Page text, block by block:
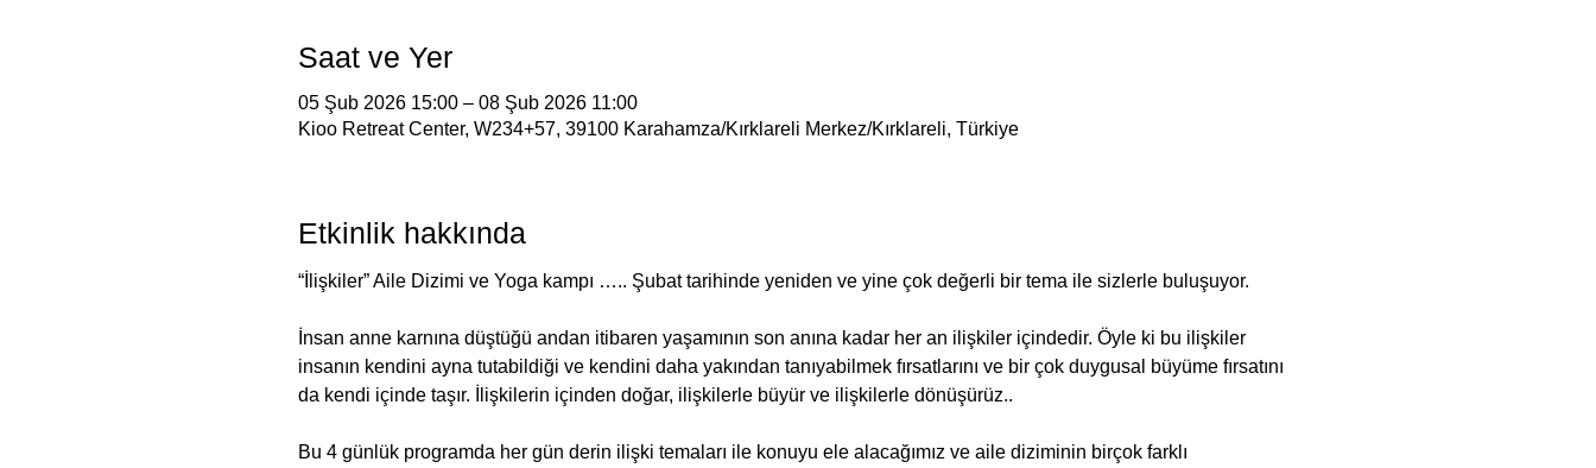
Saat ve Yer
05 Şub 2026 15:00 – 08 Şub 2026 11:00
Kioo Retreat Center, W234+57, 39100 Karahamza/Kırklareli Merkez/Kırklareli, Türkiye
Etkinlik hakkında
“İlişkiler” Aile Dizimi ve Yoga kampı ….. Şubat tarihinde yeniden ve yine çok değerli bir tema ile sizlerle buluşuyor.
İnsan anne karnına düştüğü andan itibaren yaşamının son anına kadar her an ilişkiler içindedir. Öyle ki bu ilişkiler
insanın kendini ayna tutabildiği ve kendini daha yakından tanıyabilmek fırsatlarını ve bir çok duygusal büyüme fırsatını
da kendi içinde taşır. İlişkilerin içinden doğar, ilişkilerle büyür ve ilişkilerle dönüşürüz..
Bu 4 günlük programda her gün derin ilişki temaları ile konuyu ele alacağımız ve aile diziminin birçok farklı